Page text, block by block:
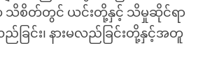
က သိစိတ်တွင် ယင်းတို့နှင့် သိမှုဆိုင်ရာ
လည်ခြင်း၊ နားမလည်ခြင်းတို့နှင့်အတူ